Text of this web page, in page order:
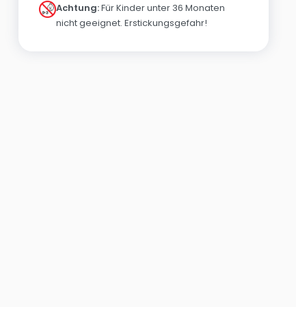
Achtung:Für Kinder unter 36 Monaten
nicht geeignet. Erstickungsgefahr!